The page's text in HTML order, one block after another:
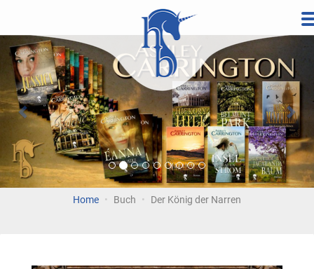
InhaltVorherige
Home Buch Der König der Narren